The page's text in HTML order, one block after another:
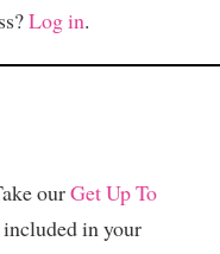
Log in.
ourGet Up To
in your